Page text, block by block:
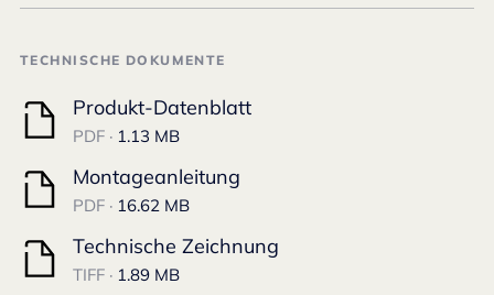
TECHNISCHE DOKUMENTE
Produkt-Datenblatt
PDF · 1.13 MB
Montageanleitung
PDF · 16.62 MB
Technische Zeichnung
TIFF · 1.89 MB